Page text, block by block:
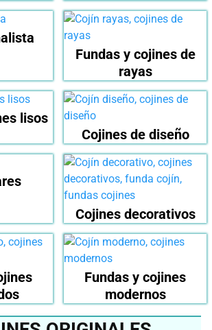
Fundas y cojines de
rayas
lisos
Cojines de diseño
Cojines decorativos
Fundas y cojines
modernos